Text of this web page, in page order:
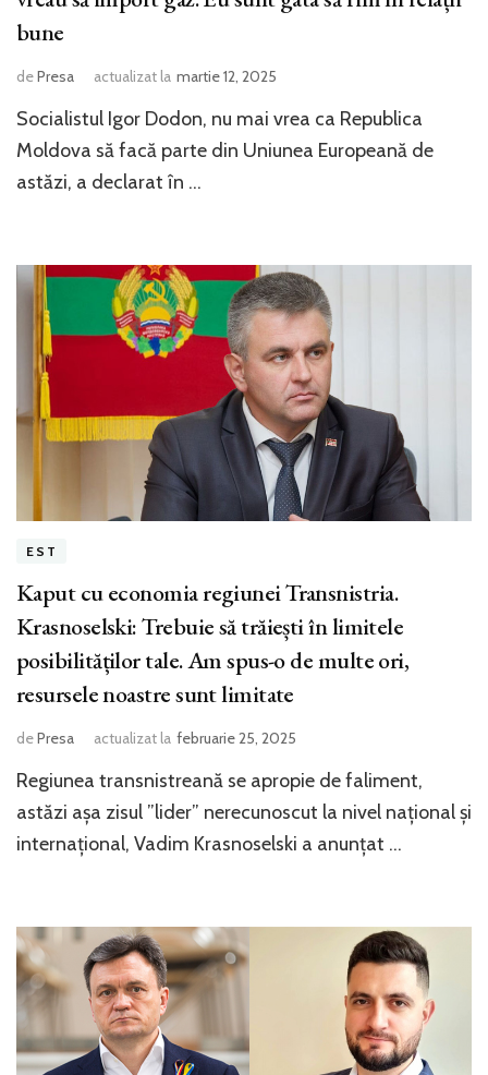
bune
dePresa actualizat la martie 12, 2025
Socialistul Igor Dodon, nu mai vrea ca Republica
Moldova să facă parte din Uniunea Europeană de
astăzi, a declarat în …
EST
Kaput cu economia regiunei Transnistria.
Krasnoselski: Trebuie să trăiești în limitele
posibilităților tale. Am spus-o de multe ori,
resursele noastre sunt limitate
dePresa actualizat la februarie 25, 2025
Regiunea transnistreană se apropie de faliment,
astăzi așa zisul ”lider” nerecunoscut la nivel național și
internațional, Vadim Krasnoselski a anunțat …